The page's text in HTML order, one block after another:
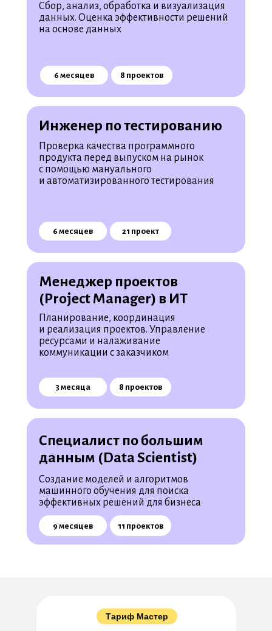
Специалист по большим
данным (Data Scientist)
Создание моделей и алгоритмов
машинного обучения для поиска
эффективных решений для бизнеса
9 месяцев 11 проектов
Менеджер проектов
(Project Manager) в ИТ
Планирование, координация
и реализация проектов. Управление
ресурсами и налаживание
коммуникации с заказчиком
3 месяца 8 проектов
Инженер по тестированию
Проверка качества программного
продукта перед выпуском на рынок
с помощью мануального
и автоматизированного тестирования
6 месяцев 21 проект
Сбор, анализ, обработка и визуализация
данных. Оценка эффективности решений
на основе данных
6 месяцев 8 проектов
Тариф Мастер